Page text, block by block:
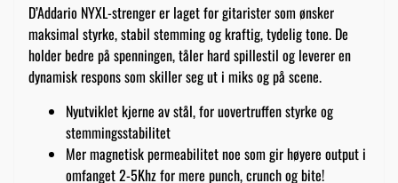
D’Addario NYXL-strenger er laget for gitarister som ønsker
maksimal styrke, stabil stemming og kraftig, tydelig tone. De
holder bedre på spenningen, tåler hard spillestil og leverer en
dynamisk respons som skiller seg ut i miks og på scene.
Nyutviklet kjerne av stål, for uovertruffen styrke og
stemmingsstabilitet
Mer magnetisk permeabilitet noe som gir høyere output i
omfanget 2-5Khz for mere punch, crunch og bite!